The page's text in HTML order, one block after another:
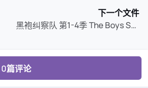
下一个文件
黑袍纠察队 第1-4季 The Boys Season 1-4 (2024)
0篇评论